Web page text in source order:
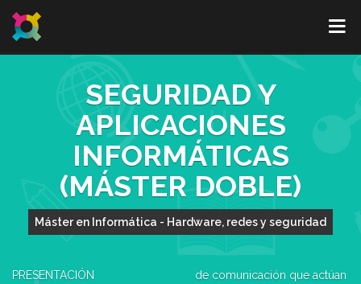
SEGURIDAD Y
APLICACIONES
INFORMÁTICAS
(MÁSTER DOBLE)
Máster en Informática - Hardware, redes y seguridad
PRESENTACIÓN
de comunicación que actúan